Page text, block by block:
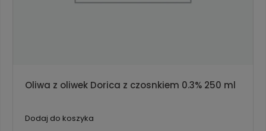
Oliwa z oliwek Dorica z czosnkiem 0.3% 250 ml
Dodaj do koszyka